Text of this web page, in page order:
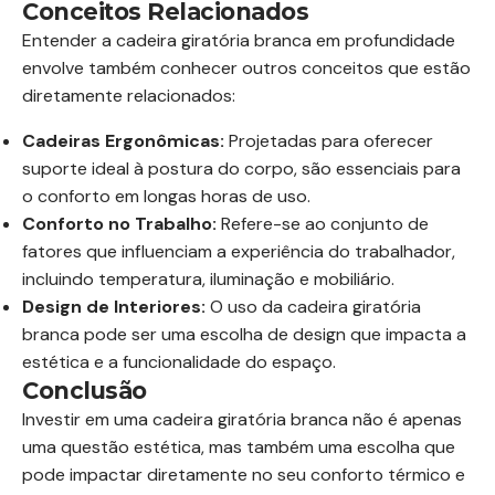
Conceitos Relacionados
Entender a cadeira giratória branca em profundidade
envolve também conhecer outros conceitos que estão
diretamente relacionados:
Cadeiras Ergonômicas: Projetadas para oferecer
suporte ideal à postura do corpo, são essenciais para
o conforto em longas horas de uso.
Conforto no Trabalho: Refere-se ao conjunto de
fatores que influenciam a experiência do trabalhador,
incluindo temperatura, iluminação e mobiliário.
Design de Interiores: O uso da cadeira giratória
branca pode ser uma escolha de design que impacta a
estética e a funcionalidade do espaço.
Conclusão
Investir em uma cadeira giratória branca não é apenas
uma questão estética, mas também uma escolha que
pode impactar diretamente no seu conforto térmico e